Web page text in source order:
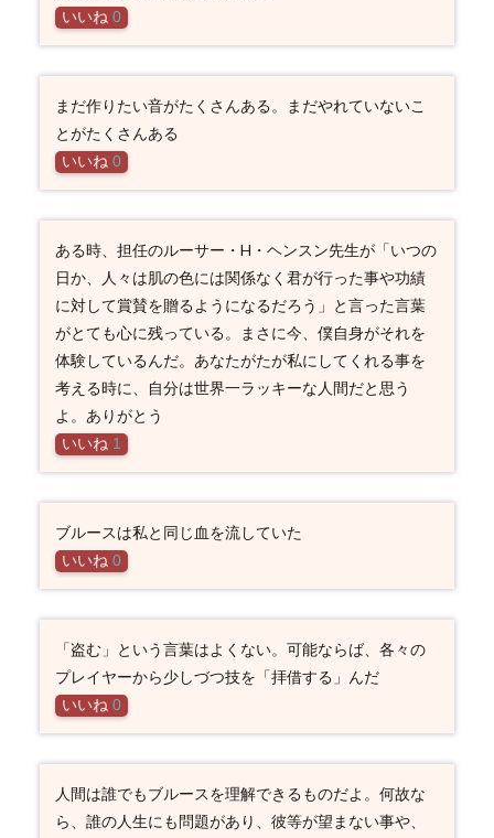
いいね 0
まだ作りたい音がたくさんある。まだやれていないこ
とがたくさんある
いいね 0
ある時、担任のルーサー・H・ヘンスン先生が「いつの
日か、人々は肌の色には関係なく君が行った事や功績
に対して賞賛を贈るようになるだろう」と言った言葉
がとても心に残っている。まさに今、僕自身がそれを
体験しているんだ。あなたがたが私にしてくれる事を
考える時に、自分は世界一ラッキーな人間だと思う
よ。ありがとう
いいね 1
ブルースは私と同じ血を流していた
いいね 0
「盗む」という言葉はよくない。可能ならば、各々の
プレイヤーから少しづつ技を「拝借する」んだ
いいね 0
人間は誰でもブルースを理解できるものだよ。何故な
ら、誰の人生にも問題があり、彼等が望まない事や、